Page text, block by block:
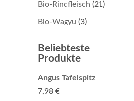
Bio-Rindfleisch (21)
Bio-Wagyu (3)
Beliebteste
Produkte
Angus Tafelspitz
7,98€